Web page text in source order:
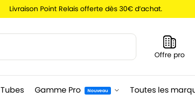
Livraison Point Relais offerte dès 30€ d’achat.
Offre pro
Tubes Gamme Pro Nouveau Toutes les